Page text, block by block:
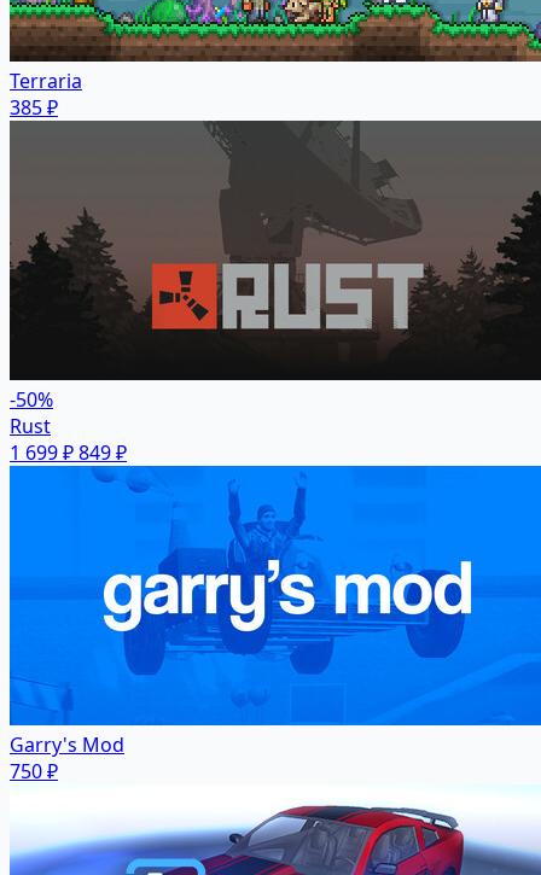
Terraria
385 ₽
-50%
Rust
1 699 ₽849 ₽
Garry's Mod
750 ₽